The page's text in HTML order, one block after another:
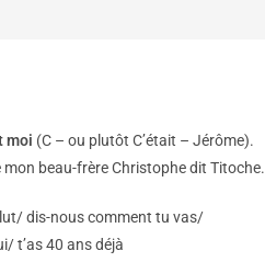
moi (C – ou plutôt C’était – Jérôme).
mon beau-frère Christophe dit Titoche.
dis-nous comment tu vas/
t’as 40 ans déjà